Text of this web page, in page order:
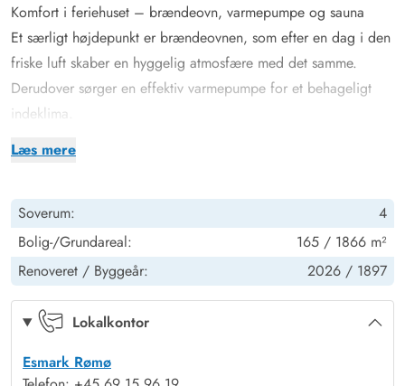
Læs mere
Komfort i feriehuset – brændeovn, varmepumpe og sauna
Et særligt højdepunkt er brændeovnen, som efter en dag i den
friske luft skaber en hyggelig atmosfære med det samme.
Derudover sørger en effektiv varmepumpe for et behageligt
indeklima.
Til ren afslapning kan I nyde feriehusets infrarøde sauna –
Fi og Google Chromecast gør det nemt at streame eller
planlægge næste dags udflugter.
For at alle kan få deres eget fristed, råder sommerhuset over 4
soveværelser. 2 dobbeltsenge giver god komfort til par, mens
6 enkeltsenge skaber maksimal fleksibilitet for venner eller
Derudover findes et badeværelse med gulvvarme, som giver
Soverum:
4
Bolig-/Grundareal:
165 / 1866 m²
Renoveret / Byggeår: 2026 / 1897
Lokalkontor
Esmark Rømø